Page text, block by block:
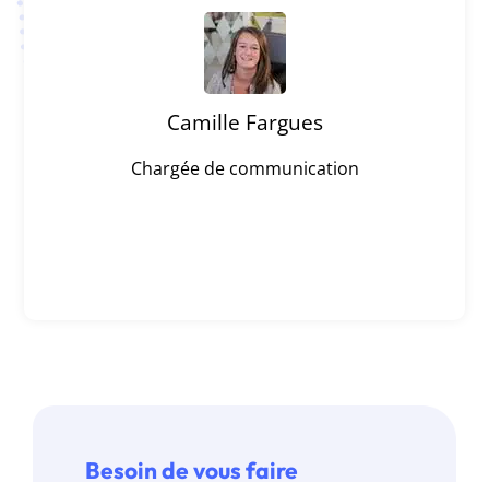
Camille Fargues
Chargée de communication
La disponibilité de BlueMarketing
Besoin de vous faire